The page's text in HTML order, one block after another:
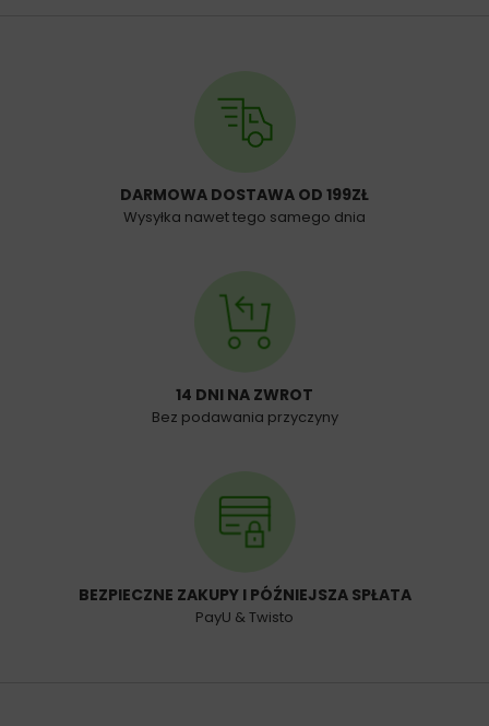
DARMOWA DOSTAWA OD 199ZŁ
Wysyłka nawet tego samego dnia
14 DNI NA ZWROT
Bez podawania przyczyny
BEZPIECZNE ZAKUPY I PÓŹNIEJSZA SPŁATA
PayU & Twisto